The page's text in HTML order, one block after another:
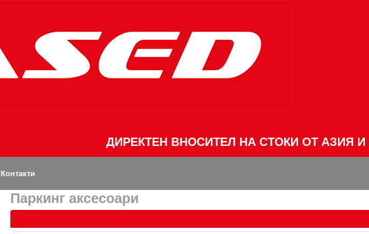
ДИРЕКТЕН ВНОСИТЕЛ НА СТОКИ ОТ АЗИЯ
Контакти
Паркинг аксесоари